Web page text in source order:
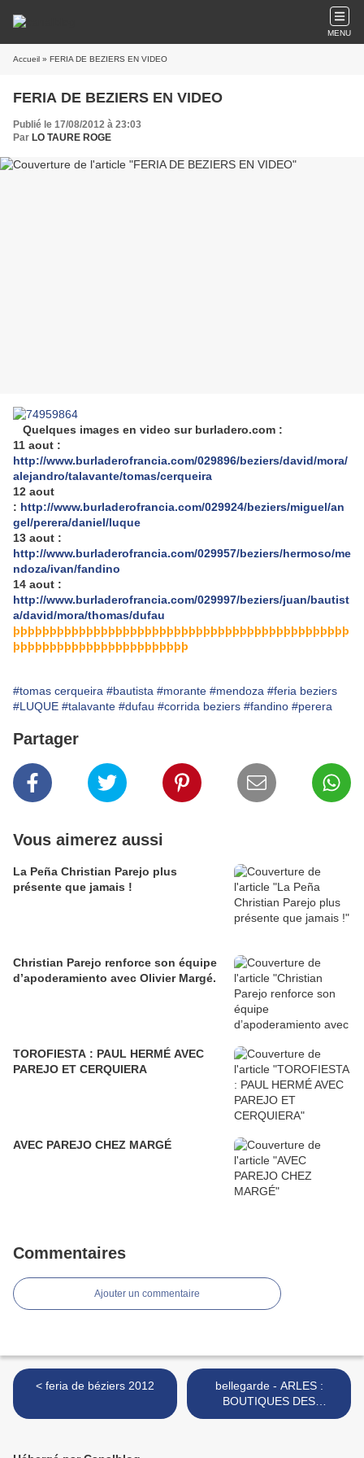
MENU
Accueil » FERIA DE BEZIERS EN VIDEO
FERIA DE BEZIERS EN VIDEO
Publié le 17/08/2012 à 23:03
Par LO TAURE ROGE
Quelques images en video sur burladero.com :
11 aout :
http://www.burladerofrancia.com/029896/beziers/david/mora/
alejandro/talavante/tomas/cerqueira
12 aout
: http://www.burladerofrancia.com/029924/beziers/miguel/an
gel/perera/daniel/luque
13 aout :
http://www.burladerofrancia.com/029957/beziers/hermoso/me
ndoza/ivan/fandino
14 aout :
http://www.burladerofrancia.com/029997/beziers/juan/bautist
a/david/mora/thomas/dufau
þþþþþþþþþþþþþþþþþþþþþþþþþþþþþþþþþþþþþþþþþþþþþþ
þþþþþþþþþþþþþþþþþþþþþþþþ
#tomas cerqueira #bautista #morante #mendoza #feria beziers
#LUQUE #talavante #dufau #corrida beziers #fandino #perera
Partager
Vous aimerez aussi
La Peña Christian Parejo plus
présente que jamais !
Christian Parejo renforce son équipe
d’apoderamiento avec Olivier Margé.
TOROFIESTA : PAUL HERMÉ AVEC
PAREJO ET CERQUIERA
AVEC PAREJO CHEZ MARGÉ
Commentaires
Ajouter un commentaire
< feria de béziers 2012
bellegarde - ARLES :
BOUTIQUES DES
PASSIONNÉS >